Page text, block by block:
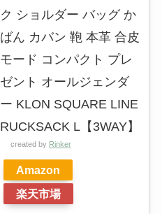
ク ショルダー バッグ か
ばん カバン 鞄 本革 合皮
モード コンパクト プレ
ゼント オールジェンダ
ー KLON SQUARE LINE
RUCKSACK L【3WAY】
created by Rinker
Amazon
楽天市場